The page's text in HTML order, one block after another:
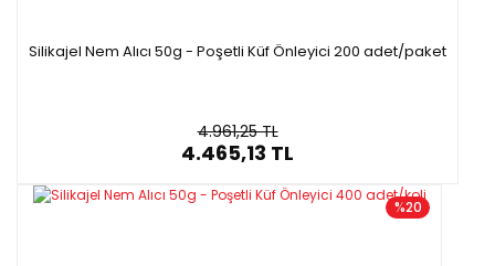
Silikajel Nem Alıcı 50g - Poşetli Küf Önleyici 200 adet/paket
4.961,25 TL
4.465,13 TL
%20